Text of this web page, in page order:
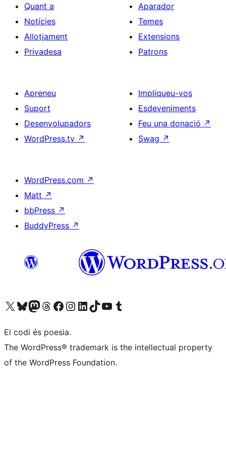
Quant a
Notícies
Allotjament
Privadesa
Aparador
Temes
Extensions
Patrons
Apreneu
Suport
Desenvolupadors
WordPress.tv ↗
Impliqueu-vos
Esdeveniments
Feu una donació ↗
Swag ↗
WordPress.com ↗
Matt ↗
bbPress ↗
BuddyPress ↗
Visiteu el nostre compte X (abans Twitter)
Visiteu el nostre compte de Bluesky
Visiteu el nostre compte al Mastodon
Visiteu el nostre compte de Threads
Visiteu la nostra pàgina al Facebook
Visiteu el nostre compte d'Instagram
Visiteu el nostre compte de LinkedIn
Visiteu el nostre compte de TikTok
Visiteu el nostre canal al YouTube
Visiteu el nostre compte de Tumblr
El codi és poesia.
The WordPress® trademark is the intellectual property
of the WordPress Foundation.